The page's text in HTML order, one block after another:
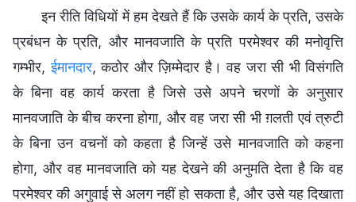
इन रीति विधियों में हम देखते हैं कि उसके कार्य के प्रति, उसके
प्रबंधन के प्रति, और मानवजाति के प्रति परमेश्वर की मनोवृत्ति
गम्भीर,ईमानदार, कठोर और ज़िम्मेदार है। वह जरा सी भी विसंगति
के बिना वह कार्य करता है जिसे उसे अपने चरणों के अनुसार
मानवजाति के बीच करना होगा, और वह जरा सी भी ग़लती एवं त्रुटी
के बिना उन वचनों को कहता है जिन्हें उसे मानवजाति को कहना
होगा, और वह मानवजाति को यह देखने की अनुमति देता है कि वह
परमेश्वर की अगुवाई से अलग नहीं हो सकता है, और उसे यह दिखाता